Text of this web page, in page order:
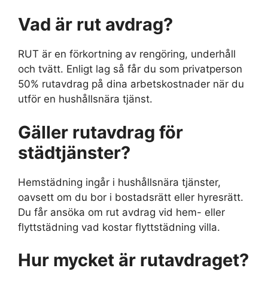
Vad är rut avdrag?
RUT är en förkortning av rengöring, underhåll
och tvätt. Enligt lag så får du som privatperson
50% rutavdrag på dina arbetskostnader när du
utför en hushållsnära tjänst.
Gäller rutavdrag för
städtjänster?
Hemstädning ingår i hushållsnära tjänster,
oavsett om du bor i bostadsrätt eller hyresrätt.
Du får ansöka om rut avdrag vid hem- eller
flyttstädning vad kostar flyttstädning villa.
Hur mycket är rutavdraget?